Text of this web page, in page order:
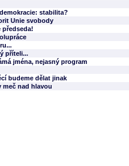
stabilita?
Unie svobody
předseda!
příteli...
jména, nejasný program
budeme dělat jinak
meč nad hlavou